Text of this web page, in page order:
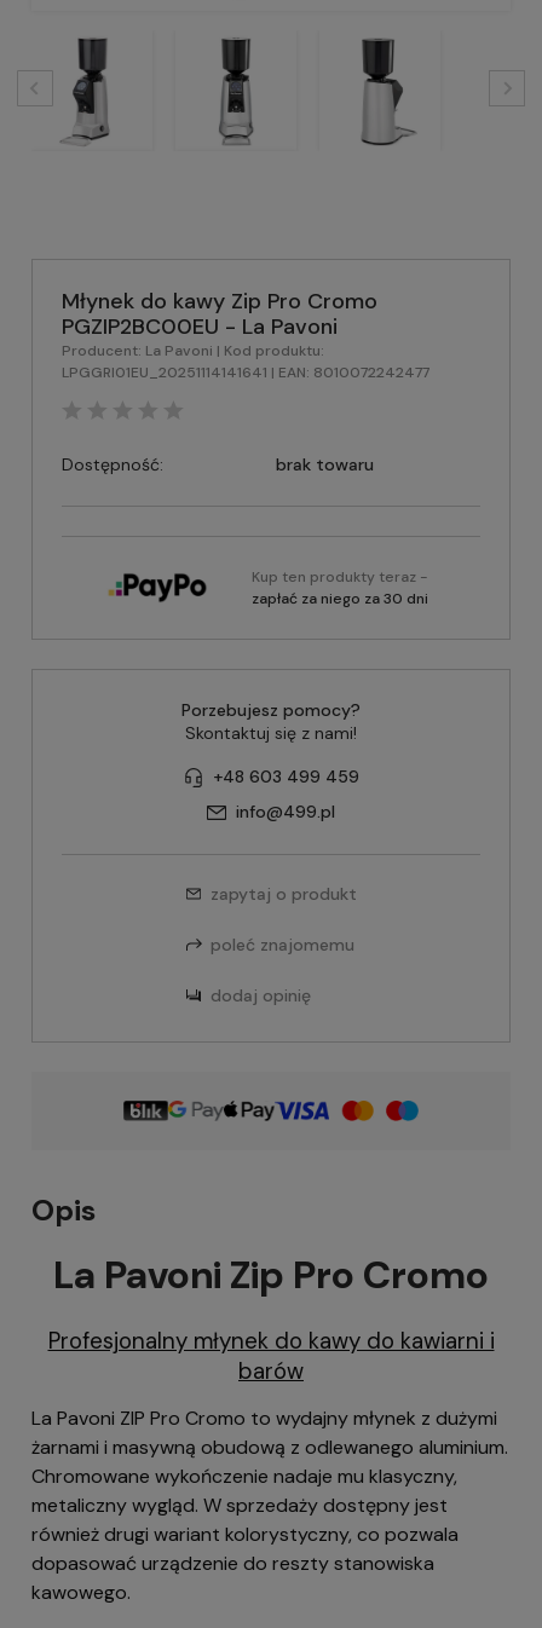
Młynek do kawy Zip Pro Cromo
PGZIP2BC00EU - La Pavoni
Producent: La Pavoni | Kod produktu:
LPGGRI01EU_20251114141641 | EAN: 8010072242477
Dostępność: brak towaru
Kup ten produkty teraz -
zapłać za niego za 30 dni
Porzebujesz pomocy?
Skontaktuj się z nami!
+48 603 499 459
info@499.pl
zapytaj o produkt
poleć znajomemu
dodaj opinię
Opis
La Pavoni Zip Pro Cromo
Profesjonalny młynek do kawy do kawiarni i
barów
La Pavoni ZIP Pro Cromo to wydajny młynek z dużymi
żarnami i masywną obudową z odlewanego aluminium.
Chromowane wykończenie nadaje mu klasyczny,
metaliczny wygląd. W sprzedaży dostępny jest
również drugi wariant kolorystyczny, co pozwala
dopasować urządzenie do reszty stanowiska
kawowego.